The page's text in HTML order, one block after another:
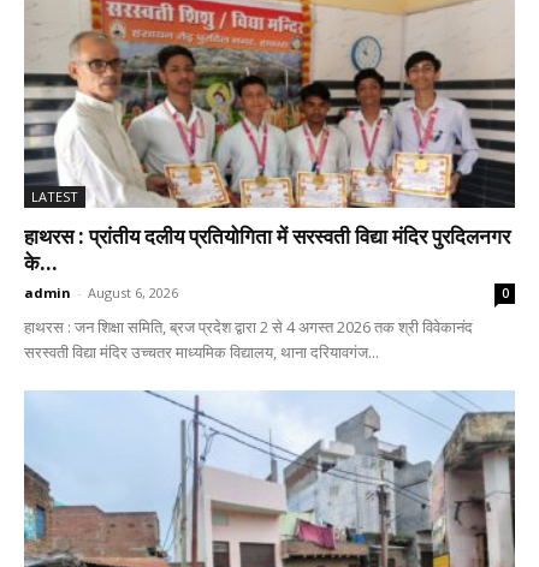
LATEST
हाथरस : प्रांतीय दलीय प्रतियोगिता में सरस्वती विद्या मंदिर पुरदिलनगर
के...
admin - August 6, 2026 0
हाथरस : जन शिक्षा समिति, ब्रज प्रदेश द्वारा 2 से 4 अगस्त 2026 तक श्री विवेकानंद
सरस्वती विद्या मंदिर उच्चतर माध्यमिक विद्यालय, थाना दरियावगंज...